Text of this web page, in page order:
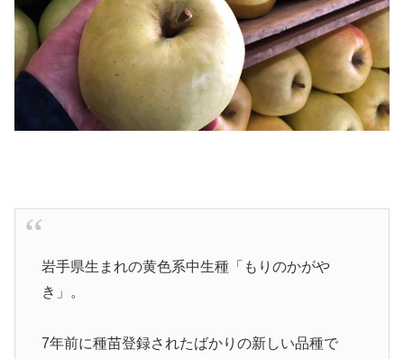
岩手県生まれの黄色系中生種「もりのかがや
き」。
7年前に種苗登録されたばかりの新しい品種で